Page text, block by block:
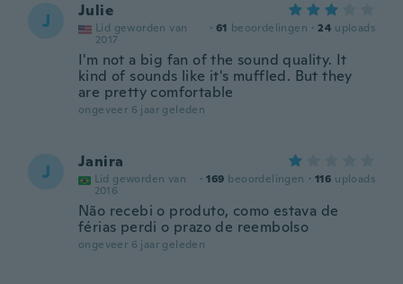
J Julie
Lid geworden van
2017
· 61 beoordelingen · 24 uploads
I'm not a big fan of the sound quality. It
kind of sounds like it's muffled. But they
are pretty comfortable
ongeveer 6 jaar geleden
J Janira
Lid geworden van
2016
· 169 beoordelingen · 116 uploads
Não recebi o produto, como estava de
férias perdi o prazo de reembolso
ongeveer 6 jaar geleden